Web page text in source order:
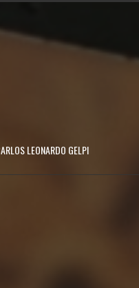
LEONARDO GELPI